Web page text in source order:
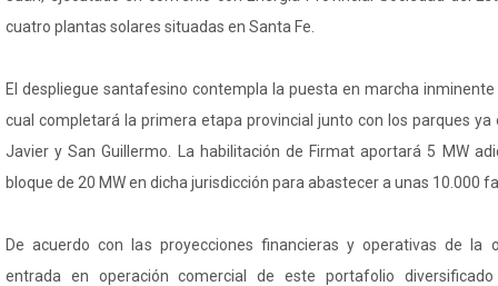
cuatro plantas solares situadas en Santa Fe.
El despliegue santafesino contempla la puesta en marcha
cual completará la primera etapa provincial junto con los parques
Javier y San Guillermo. La habilitación de Firmat aportará 5 MW
bloque de 20 MW en dicha jurisdicción para abastecer a unas 10.000
De acuerdo con las proyecciones financieras y operativas de la
entrada en operación comercial de este portafolio